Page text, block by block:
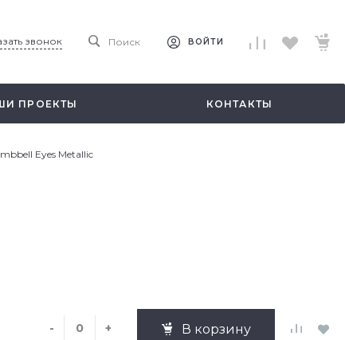
звонок Поиск ВОЙТИ
ПРОЕКТЫ КОНТАКТЫ
Eyes Metallic
- + В корзину